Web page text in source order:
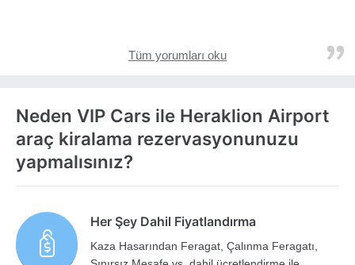
Tüm yorumları oku
Neden VIP Cars ile Heraklion Airport
araç kiralama rezervasyonunuzu
yapmalısınız?
Her Şey Dahil Fiyatlandırma
Kaza Hasarından Feragat, Çalınma Feragatı,